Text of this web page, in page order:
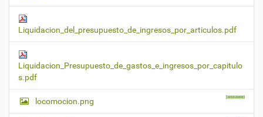
Liquidacion_del_presupuesto_de_ingresos_por_articulos.pdf
Liquidacion_Presupuesto_de_gastos_e_ingresos_por_capitulo
s.pdf
locomocion.png